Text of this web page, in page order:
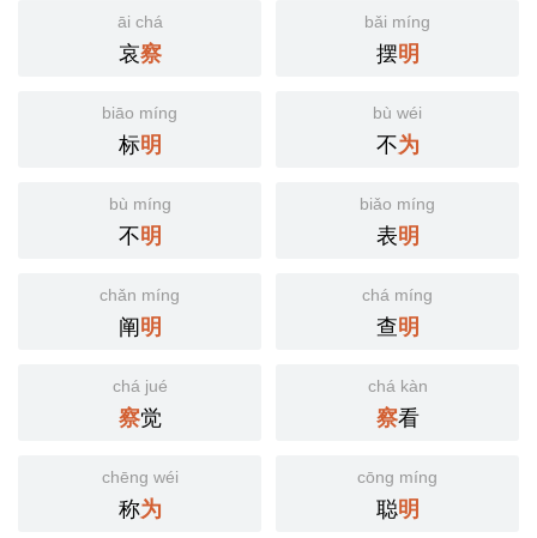
āi chá
哀察
bǎi míng
摆明
biāo míng
标明
bù wéi
不为
bù míng
不明
biǎo míng
表明
chǎn míng
阐明
chá míng
查明
chá jué
察觉
chá kàn
察看
chēng wéi
称为
cōng míng
聪明